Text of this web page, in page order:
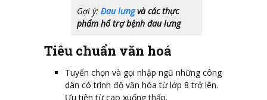
Gợi ý: Đau lưngvà các thực
phẩm hổ trợ bệnh đau lưng
Tiêu chuẩn văn hoá
Tuyển chọn và gọi nhập ngũ những công
dân có trình độ văn hóa từ lớp 8 trở lên.
Ưu tiên từ cao xuống thấp.